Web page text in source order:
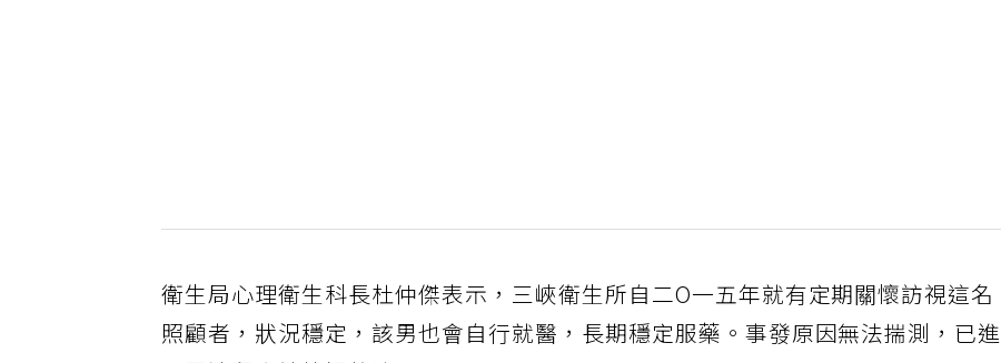
衛生局心理衛生科長杜仲傑表示，三峽衛生所自二O一五年就有定期關懷訪視這名
照顧者，狀況穩定，該男也會自行就醫，長期穩定服藥。事發原因無法揣測，已進